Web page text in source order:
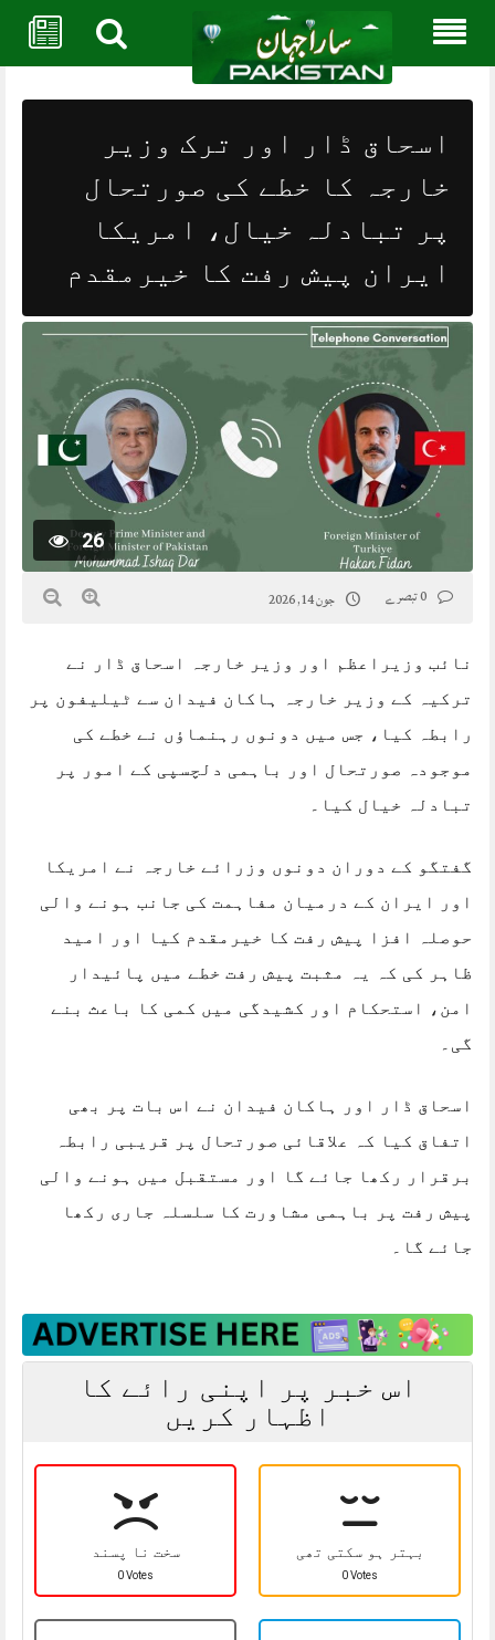
content
اسحاق ڈار اور ترک وزیر
خارجہ کا خطے کی صورتحال
پر تبادلہ خیال، امریکا
ایران پیش رفت کا خیرمقدم
26
جون 14, 2026
نائب وزیراعظم اور وزیر خارجہ اسحاق ڈار نے
ترکیہ کے وزیر خارجہ ہاکان فیدان سے ٹیلیفون پر
رابطہ کیا، جس میں دونوں رہنماؤں نے خطے کی
موجودہ صورتحال اور باہمی دلچسپی کے امور پر
تبادلہ خیال کیا۔
گفتگو کے دوران دونوں وزرائے خارجہ نے امریکا
اور ایران کے درمیان مفاہمت کی جانب ہونے والی
حوصلہ افزا پیش رفت کا خیرمقدم کیا اور امید
ظاہر کی کہ یہ مثبت پیش رفت خطے میں پائیدار
امن، استحکام اور کشیدگی میں کمی کا باعث بنے
گی۔
اسحاق ڈار اور ہاکان فیدان نے اس بات پر بھی
اتفاق کیا کہ علاقائی صورتحال پر قریبی رابطہ
برقرار رکھا جائے گا اور مستقبل میں ہونے والی
پیش رفت پر باہمی مشاورت کا سلسلہ جاری رکھا
جائے گا۔
اس خبر پر اپنی رائے کا
اظہار کریں
سخت نا پسند
0 Votes
بہتر ہو سکتی تھی
0 Votes